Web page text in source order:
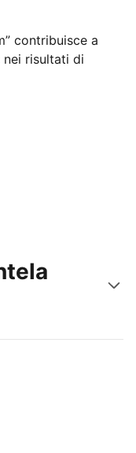
contribuisce a
risultati di